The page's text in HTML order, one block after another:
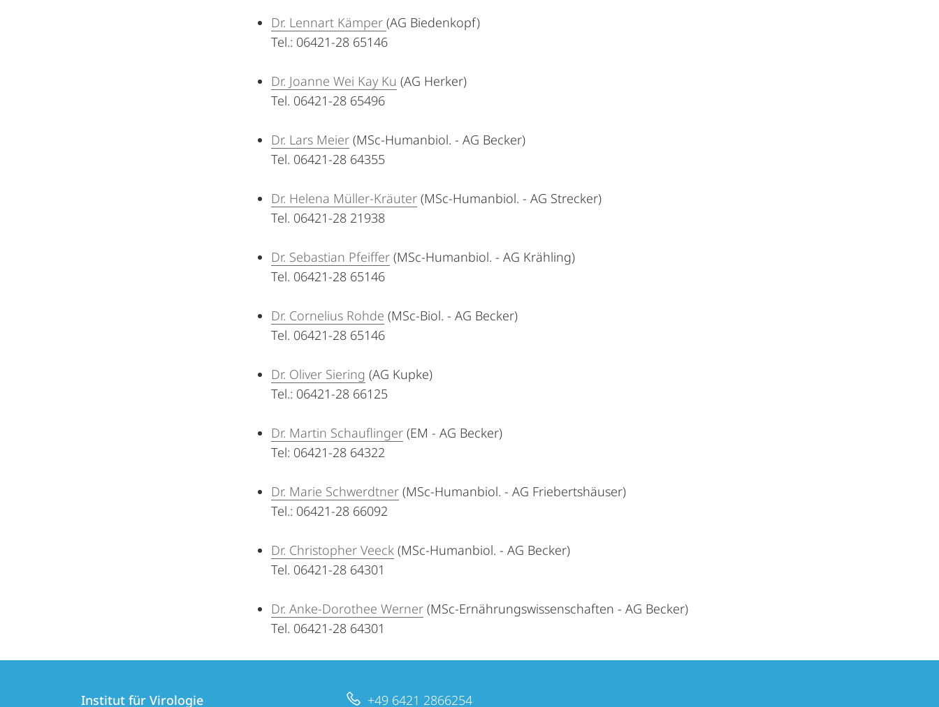
Dr. Lennart Kämper (AG Biedenkopf)
Tel.: 06421-28 65146
Dr. Joanne Wei Kay Ku (AG Herker)
Tel. 06421-28 65496
Dr. Lars Meier (MSc-Humanbiol. - AG Becker)
Tel. 06421-28 64355
Dr. Helena Müller-Kräuter (MSc-Humanbiol. - AG Strecker)
Tel. 06421-28 21938
Dr. Sebastian Pfeiffer (MSc-Humanbiol. - AG Krähling)
Tel. 06421-28 65146
Dr. Cornelius Rohde (MSc-Biol. - AG Becker)
Tel. 06421-28 65146
Dr. Oliver Siering (AG Kupke)
Tel.: 06421-28 66125
Dr. Martin Schauflinger (EM - AG Becker)
Tel: 06421-28 64322
Dr. Marie Schwerdtner (MSc-Humanbiol. - AG Friebertshäuser)
Tel.: 06421-28 66092
Dr. Christopher Veeck (MSc-Humanbiol. - AG Becker)
Tel. 06421-28 64301
Dr. Anke-Dorothee Werner (MSc-Ernährungswissenschaften - AG Becker)
Tel. 06421-28 64301
Kontaktinformationen
Institut für Virologie +49 6421 2866254